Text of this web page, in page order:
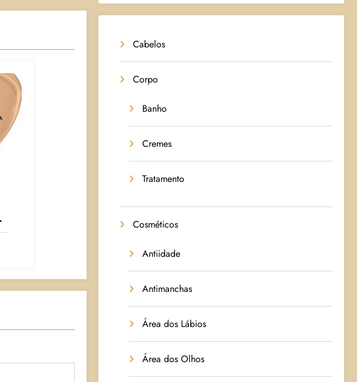
Cabelos
Corpo
Banho
Cremes
Tratamento
Cosméticos
Antiidade
Antimanchas
Área dos Lábios
Área dos Olhos